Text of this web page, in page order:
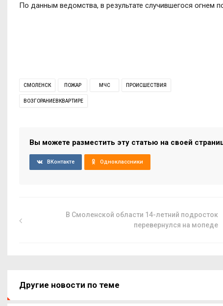
По данным ведомства, в результате случившегося огнем
СМОЛЕНСК ПОЖАР МЧС ПРОИСШЕСТВИЯ
ВОЗГОРАНИЕВКВАРТИРЕ
Вы можете разместить эту статью на своей
ВКонтакте Одноклассники
В Смоленской области 14-летний подросток
перевернулся на мопеде
Другие новости по теме